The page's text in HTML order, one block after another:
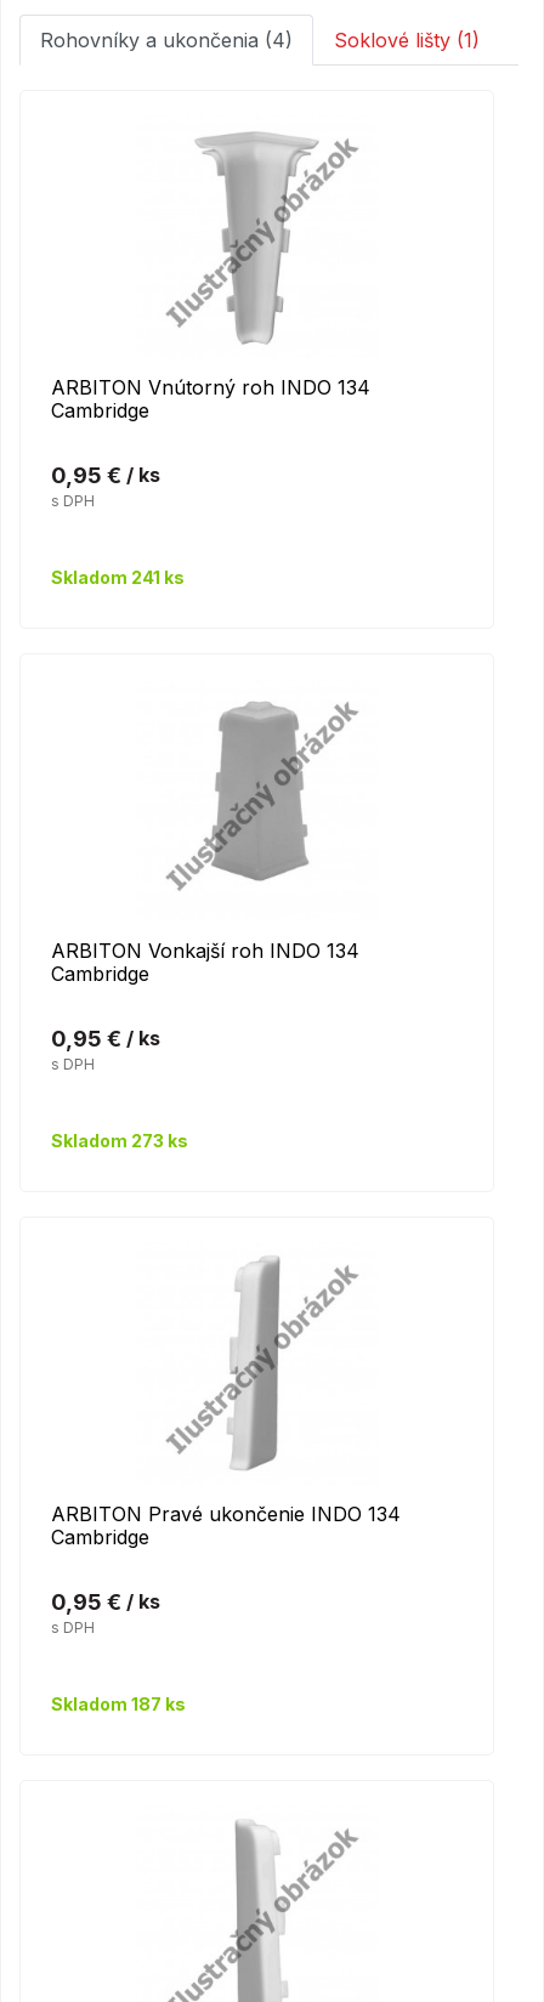
Rohovníky a ukončenia (4) Soklové lišty (1)
ARBITON Vnútorný roh INDO 134
Cambridge
0,95 € / ks
s DPH
Skladom 241 ks
ARBITON Vonkajší roh INDO 134
Cambridge
0,95 € / ks
s DPH
Skladom 273 ks
ARBITON Pravé ukončenie INDO 134
Cambridge
0,95 € / ks
s DPH
Skladom 187 ks